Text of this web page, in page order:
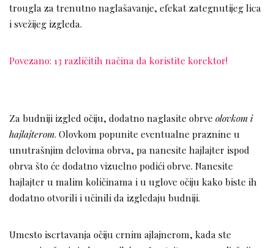
trougla za trenutno naglašavanje, efekat zategnutijeg lica
i svežijeg izgleda.
Povezano: 13 različitih načina da koristite korektor!
Za budniji izgled očiju, dodatno naglasite obrve olovkom i
hajlajterom. Olovkom popunite eventualne praznine u
unutrašnjim delovima obrva, pa nanesite hajlajter ispod
obrva što će dodatno vizuelno podići obrve. Nanesite
hajlajter u malim količinama i u uglove očiju kako biste ih
dodatno otvorili i učinili da izgledaju budniji.
Umesto iscrtavanja očiju crnim ajlajnerom, kada ste